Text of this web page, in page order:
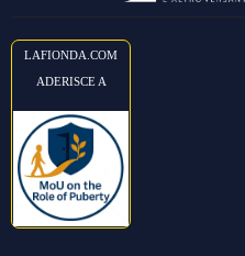
LAFIONDA.COM
ADERISCE A